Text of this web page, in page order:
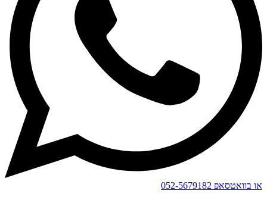
או בוואטסאפ 052-5679182